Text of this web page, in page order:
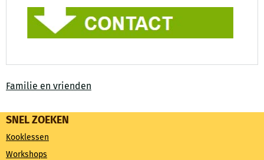
Familie en vrienden
SNEL ZOEKEN
Kooklessen
Workshops